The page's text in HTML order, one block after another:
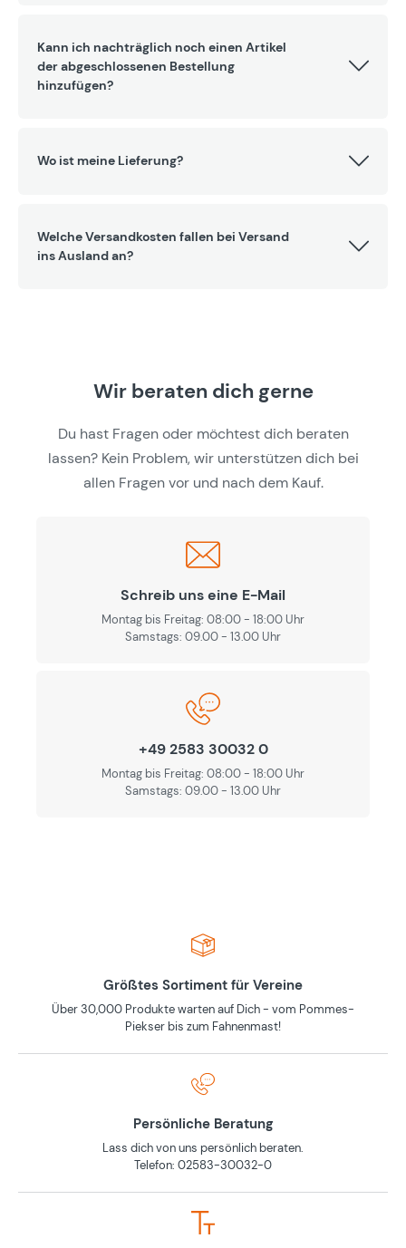
Kann ich nachträglich noch einen Artikel
der abgeschlossenen Bestellung
hinzufügen?
Wo ist meine Lieferung?
Welche Versandkosten fallen bei Versand
ins Ausland an?
Wir beraten dich gerne
Du hast Fragen oder möchtest dich beraten
lassen? Kein Problem, wir unterstützen dich bei
allen Fragen vor und nach dem Kauf.
Schreib uns eine E-Mail
Montag bis Freitag: 08:00 - 18:00 Uhr
Samstags: 09.00 - 13.00 Uhr
+49 2583 30032 0
Montag bis Freitag: 08:00 - 18:00 Uhr
Samstags: 09.00 - 13.00 Uhr
Größtes Sortiment für Vereine
Über 30,000 Produkte warten auf Dich - vom Pommes-
Piekser bis zum Fahnenmast!
Persönliche Beratung
Lass dich von uns persönlich beraten.
Telefon: 02583-30032-0